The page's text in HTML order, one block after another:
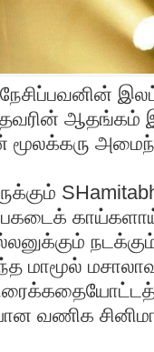
ஆதங்கம்
மூலக்கரு
பகடைக்
மாமூல்
வணிக